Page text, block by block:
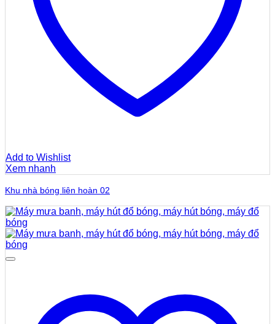
Add to Wishlist
Xem nhanh
Khu nhà bóng liên hoàn 02